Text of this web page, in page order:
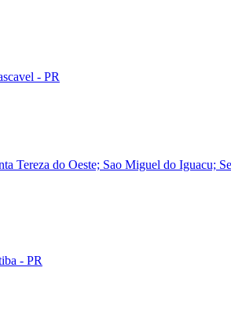
- PR
Tereza do Oeste; Sao Miguel do Iguacu;
- PR